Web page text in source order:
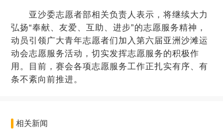
亚沙委志愿者部相关负责人表示，将继续大力
弘扬“奉献、友爱、互助、进步”的志愿服务精神，
动员引领广大青年志愿者们加入第六届亚洲沙滩运
动会志愿服务活动，切实发挥志愿服务的积极作
用。目前，赛会各项志愿服务工作正扎实有序、有
条不紊向前推进。
相关新闻